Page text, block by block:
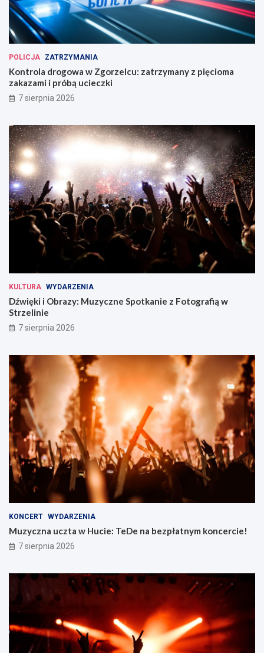
POLICJA ZATRZYMANIA
Kontrola drogowa w Zgorzelcu: zatrzymany z pięcioma
zakazami i próbą ucieczki
7 sierpnia 2026
KULTURA WYDARZENIA
Dźwięki i Obrazy: Muzyczne Spotkanie z Fotografią w
Strzelinie
7 sierpnia 2026
KONCERT WYDARZENIA
Muzyczna uczta w Hucie: TeDe na bezpłatnym koncercie!
7 sierpnia 2026